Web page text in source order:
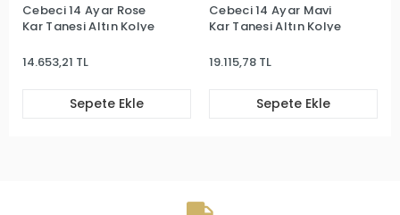
Cebeci 14 Ayar Rose
Kar Tanesi Altın Kolye
14.653,21 TL
Sepete Ekle
Cebeci 14 Ayar Mavi
Kar Tanesi Altın Kolye
19.115,78 TL
Sepete Ekle